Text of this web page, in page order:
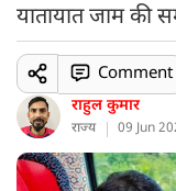
यातायात जाम की
राहुल कुमार
राज्य 09 Jun
Comment